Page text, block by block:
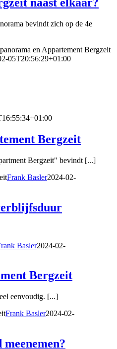
bevindt zich op de 4e
en Appartement Bergzeit
05T20:56:29+01:00
Bergzeit
Bergzeit" bevindt [...]
Frank Basler2024-02-
Basler2024-02-
Bergzeit
eenvoudig. [...]
Frank Basler2024-02-